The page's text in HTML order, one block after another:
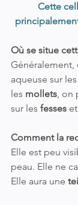
Cette
Où se situe
Généralement,
aqueuse sur les
les mollets, on
sur les fesses
Comment la
Elle est peu
peau. Elle ne
Elle aura une